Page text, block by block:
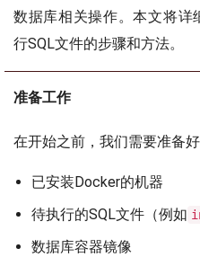
数据库相关操作。本文将详
行SQL文件的步骤和方法。
准备工作
在开始之前，我们需要准备
已安装Docker的机器
待执行的SQL文件（例如
数据库容器镜像